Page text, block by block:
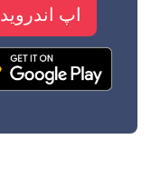
اپ اندروید